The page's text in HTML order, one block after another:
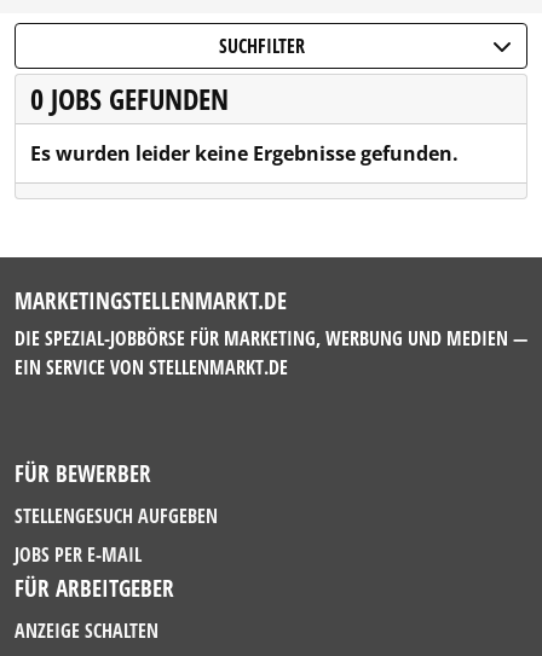
SUCHFILTER
0 JOBS GEFUNDEN
Es wurden leider keine Ergebnisse gefunden.
MARKETINGSTELLENMARKT.DE
DIE SPEZIAL-JOBBÖRSE FÜR MARKETING, WERBUNG UND MEDIEN —
EIN SERVICE VON STELLENMARKT.DE
FÜR BEWERBER
STELLENGESUCH AUFGEBEN
JOBS PER E-MAIL
FÜR ARBEITGEBER
ANZEIGE SCHALTEN